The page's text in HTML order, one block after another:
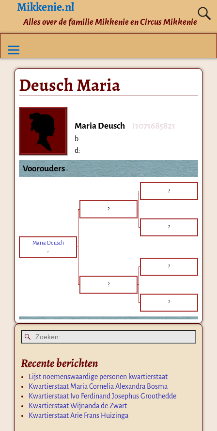
Mikkenie.nl
Alles over de familie Mikkenie en Circus Mikkenie
Deusch Maria
Maria Deusch I1071685821
b:
d:
Voorouders
?
?
?
Maria Deusch
-
?
?
?
Recente berichten
Lijst noemenswaardige personen kwartierstaat
Kwartierstaat Maria Cornelia Alexandra Bosma
Kwartierstaat Ivo Ferdinand Josephus Groothedde
Kwartierstaat Wijnanda de Zwart
Kwartierstaat Arie Frans Huizinga